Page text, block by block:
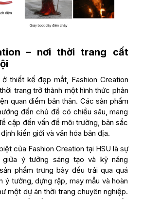
– nơi thời trang cất
thiết kế đẹp mắt, Fashion Creation
trang trở thành một hình thức phản
quan điểm bản thân. Các sản phẩm
đến chủ đề có chiều sâu, mang
cập đến vấn đề môi trường, bản sắc
kiến giới và văn hóa bản địa.
của Fashion Creation tại HSU là sự
ý tưởng sáng tạo và kỹ năng
phẩm trưng bày đều trải qua quá
ý tưởng, dựng rập, may mẫu và hoàn
một dự án thời trang chuyên nghiệp.